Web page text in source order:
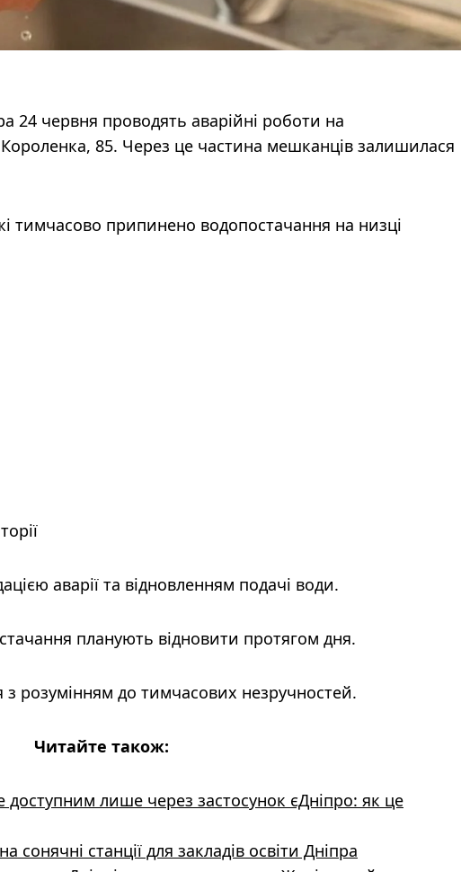
24 червня проводять аварійні роботи на
85. Через це частина мешканців залишилася
тимчасово припинено водопостачання на низці
аварії та відновленням подачі води.
планують відновити протягом дня.
розумінням до тимчасових незручностей.
Читайте також:
доступним лише через застосунок єДніпро: як це
станції для закладів освіти Дніпра